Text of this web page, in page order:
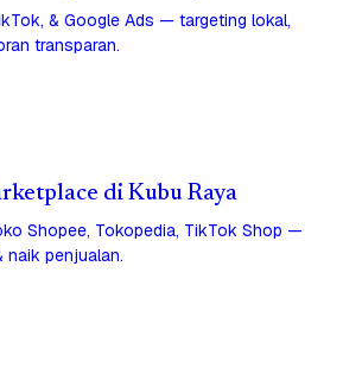
& Google Ads — targeting lokal,
transparan.
di Kubu Raya
Shopee, Tokopedia, TikTok Shop —
naik penjualan.